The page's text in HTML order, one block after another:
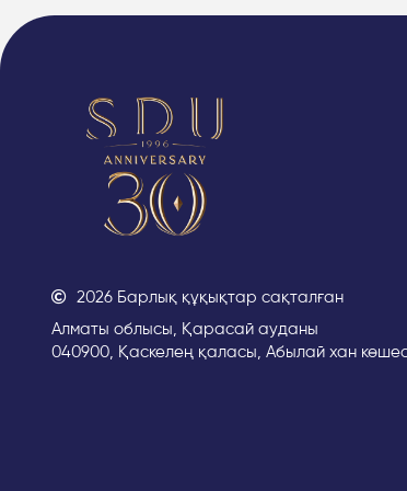
2026 Барлық құқықтар сақталған
Алматы облысы, Қарасай ауданы
040900, Қаскелең қаласы, Абылай хан